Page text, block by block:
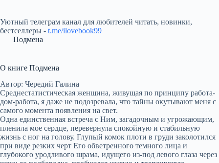
Уютный телеграм канал для любителей читать, новинки,
бестселлеры - t.me/ilovebook99
Подмена
О книге Подмена
Автор: Чередий Галина
Среднестатистическая женщина, живущая по принципу работа-
дом-работа, я даже не подозревала, что тайны окутывают меня с
самого момента появления на свет.
Одна единственная встреча с Ним, загадочным и угрожающим,
пленила мое сердце, перевернула спокойную и стабильную
жизнь с ног на голову. Глупый комок плоти в груди заколотился
при виде резких черт Его обветренного темного лица и
глубокого уродливого шрама, идущего из-под левого глаза через